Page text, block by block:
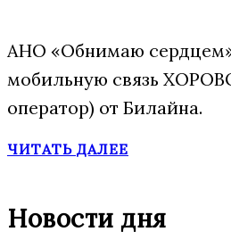
АНО «Обнимаю
мобильную связь
оператор) от Билайна.
ЧИТАТЬ ДАЛЕЕ
Новости дня